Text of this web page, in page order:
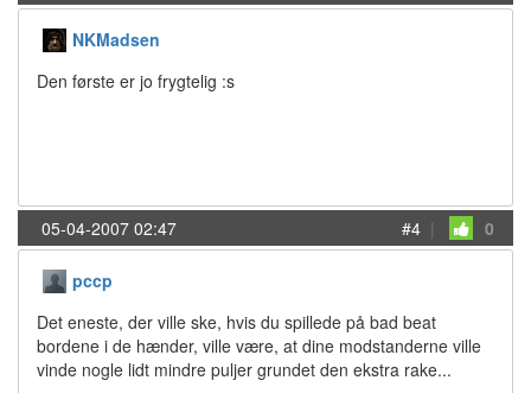
NKMadsen
Den første er jo frygtelig :s
05-04-2007 02:47 #4 | 0
pccp
Det eneste, der ville ske, hvis du spillede på bad beat
bordene i de hænder, ville være, at dine modstanderne ville
vinde nogle lidt mindre puljer grundet den ekstra rake...